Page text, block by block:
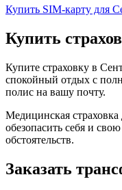
Купить SIM-карту для
Купить
Купите страховку в
спокойный отдых с
полис на вашу почту.
Медицинская
обезопасить себя и
обстоятельств.
Заказать